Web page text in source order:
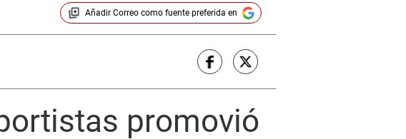
Añadir Correocomo fuente preferida en
promovió